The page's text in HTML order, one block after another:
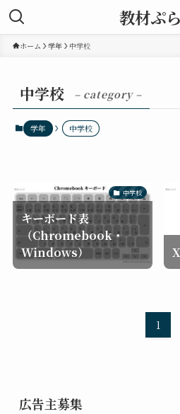
教材ぷ
ホーム 学年 中学校
中学校 – category –
学年 中学校
中学校
キーボード表
（Chromebook・
Windows）
1
広告主募集